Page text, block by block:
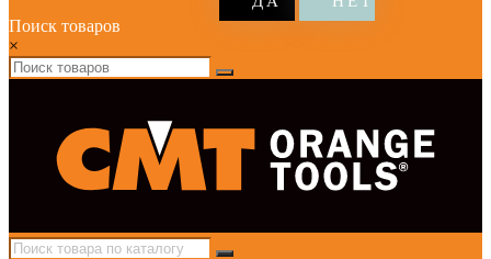
Поиск товаров
×